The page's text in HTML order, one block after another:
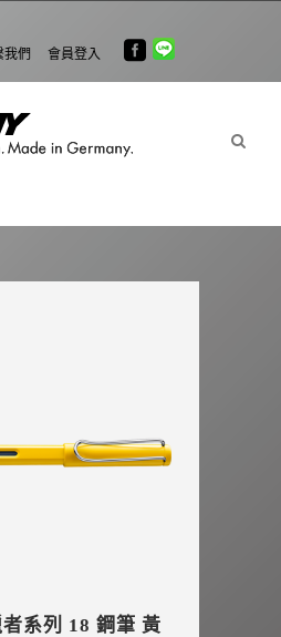
我們 會員登入
系列 18 鋼筆 黃